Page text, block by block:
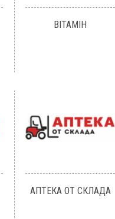
ВІТАМІН
АПТЕКА ОТ СКЛАДА